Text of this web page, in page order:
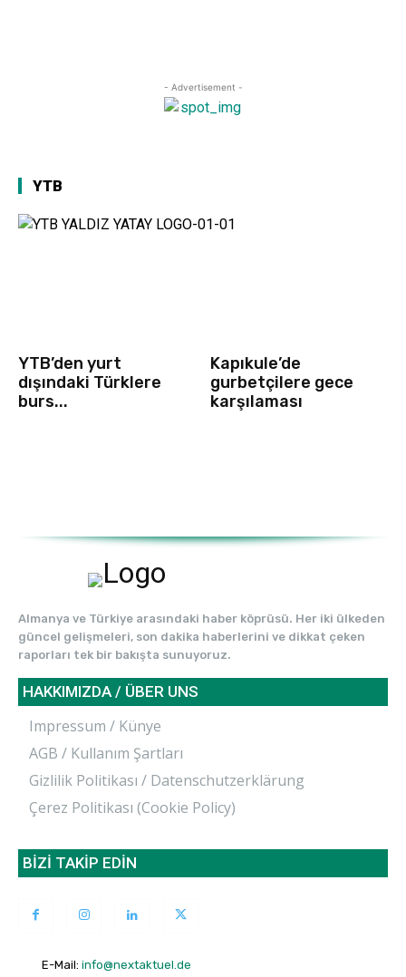
- Advertisement -
YTB
YTB’den yurt
dışındaki Türklere
burs...
Kapıkule’de
gurbetçilere gece
karşılaması
Almanya ve Türkiye arasındaki haber köprüsü. Her iki ülkeden
güncel gelişmeleri, son dakika haberlerini ve dikkat çeken
raporları tek bir bakışta sunuyoruz.
HAKKIMIZDA / ÜBER UNS
Impressum / Künye
AGB / Kullanım Şartları
Gizlilik Politikası / Datenschutzerklärung
Çerez Politikası (Cookie Policy)
BİZİ TAKİP EDİN
E-Mail: info@nextaktuel.de